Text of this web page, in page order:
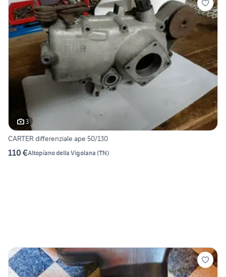
3
CARTER differenziale ape 50/130
110 €Altopiano della Vigolana (TN)